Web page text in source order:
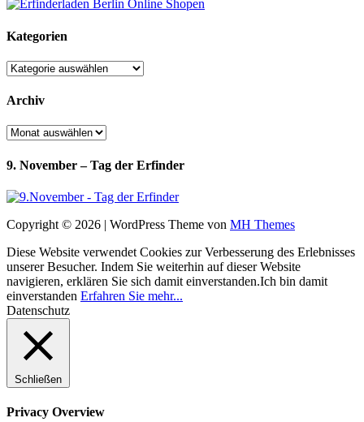
Kategorien
Kategorien
Archiv
Archiv
9. November – Tag der Erfinder
Copyright © 2026 | WordPress Theme von MH Themes
Diese Website verwendet Cookies zur Verbesserung des Erlebnisses
unserer Besucher. Indem Sie weiterhin auf dieser Website
navigieren, erklären Sie sich damit einverstanden.Ich bin damit
einverstanden Erfahren Sie mehr...
Datenschutz
Schließen
Privacy Overview